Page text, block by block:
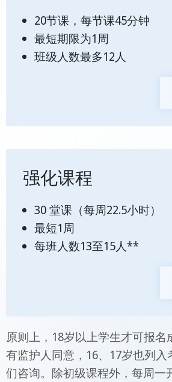
20节课，每节课45分钟
最短期限为1周
班级人数最多12人
强化课程
30 堂课（每周22.5小时）
最短1周
每班人数13至15人**
原则上，18岁以上学生才可报名
有监护人同意，16、17岁也列
们咨询。除初级课程外，每周一